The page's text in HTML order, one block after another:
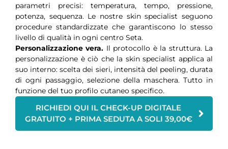
parametri precisi: temperatura, tempo, pressione,
potenza, sequenza. Le nostre skin specialist seguono
procedure standardizzate che garantiscono lo stesso
livello di qualità in ogni centro Seta.
Personalizzazione vera. Il protocollo è la struttura. La
personalizzazione è ciò che la skin specialist applica al
suo interno: scelta dei sieri, intensità del peeling, durata
di ogni passaggio, selezione della maschera. Tutto in
funzione del tuo profilo cutaneo specifico.
RICHIEDI QUI IL CHECK-UP DIGITALE
GRATUITO + PRIMA SEDUTA A SOLI 39,00€